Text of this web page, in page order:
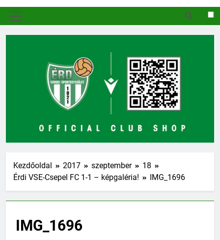
Kezdőoldal 2017 szeptember
18
Érdi VSE-Csepel FC 1-1 – képgaléria!
IMG_1696
IMG_1696